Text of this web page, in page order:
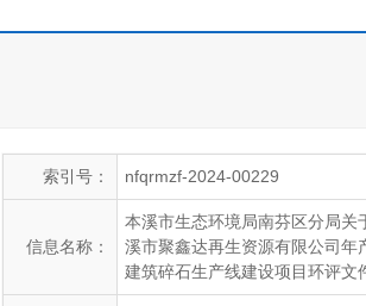
索引号： nfqrmzf-2024-00229
信息名称：
本溪市生态环境局南芬区分局关
溪市聚鑫达再生资源有限公司年
建筑碎石生产线建设项目环评文